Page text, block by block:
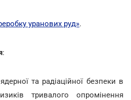
уранових руд».
:
та радіаційної безпеки в
тривалого опромінення